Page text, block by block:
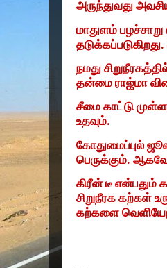
அருந்துவது
மாதுளம்
நமது
தன்மை ராஜ்மா
சீமை காட்டு
உதவும்.
கோதுமைப்புல்
பெருக்கும்.
கிரீன் டீ
சிறுநீரக கற்கள்
கற்களை